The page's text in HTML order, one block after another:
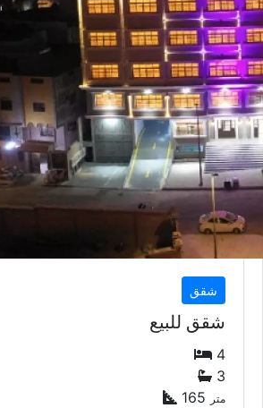
شقق
شقق للبيع
4
3
165
متر